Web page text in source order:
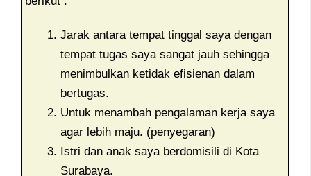
Jarak antara tempat tinggal saya dengan
tempat tugas saya sangat jauh sehingga
menimbulkan ketidak efisienan dalam
bertugas.
Untuk menambah pengalaman kerja saya
agar lebih maju. (penyegaran)
Istri dan anak saya berdomisili di Kota
Surabaya.